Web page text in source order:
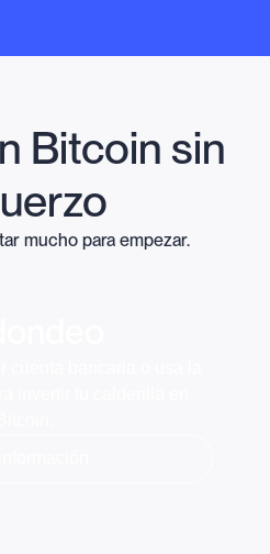
Bitcoin sin
mucho para empezar.